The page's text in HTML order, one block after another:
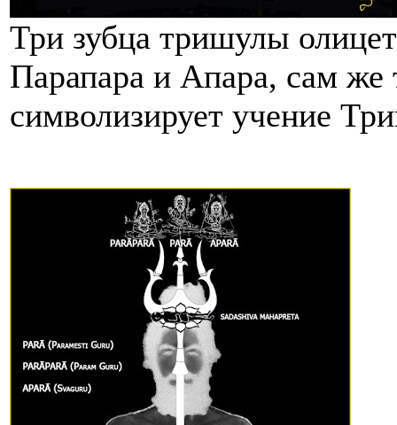
Три зубца тришулы
Парапара и Апара, сам же
символизирует учение